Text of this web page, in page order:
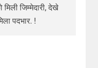
जिम्मेदारी, देखे
पदभार. !